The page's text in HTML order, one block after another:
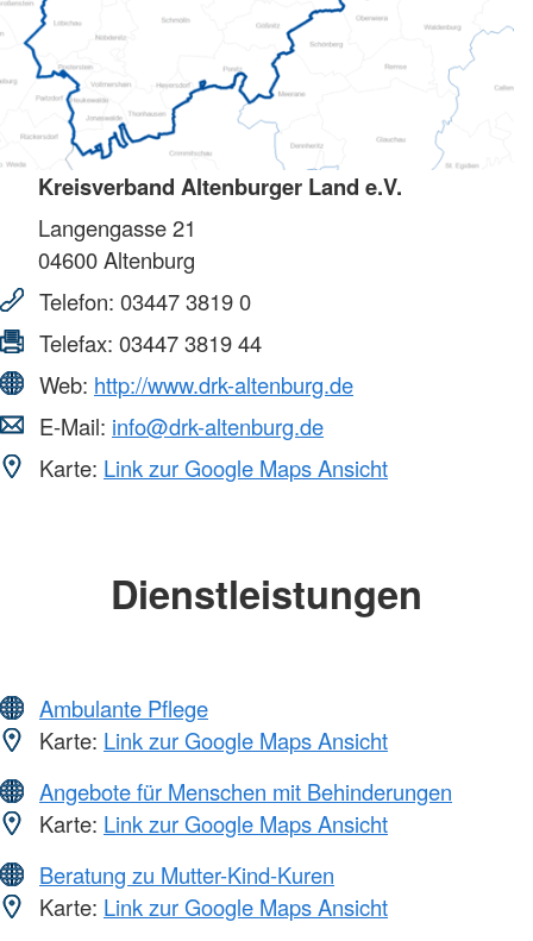
Kreisverband Altenburger Land e.V.
Langengasse 21
04600Altenburg
Telefon: 03447 3819 0
Telefax: 03447 3819 44
Web: http://www.drk-altenburg.de
E-Mail: info@drk-altenburg.de
Karte: Link zur Google Maps Ansicht
Dienstleistungen
Ambulante Pflege
Karte: Link zur Google Maps Ansicht
Angebote für Menschen mit Behinderungen
Karte: Link zur Google Maps Ansicht
Beratung zu Mutter-Kind-Kuren
Karte: Link zur Google Maps Ansicht